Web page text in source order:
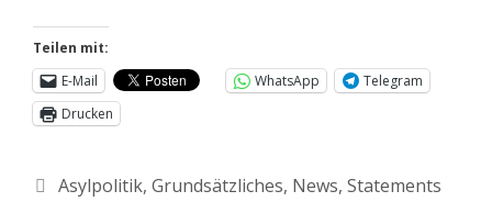
Teilen mit:
E-Mail
WhatsApp
Telegram
Drucken
Asylpolitik, Grundsätzliches, News, Statements